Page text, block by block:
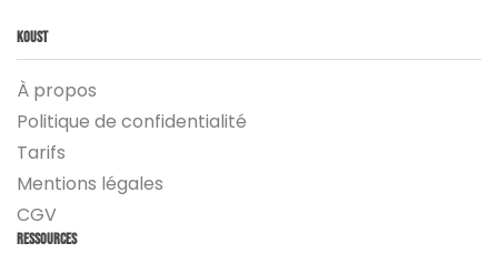
Koust
À propos
Politique de confidentialité
Tarifs
Mentions légales
CGV
Ressources